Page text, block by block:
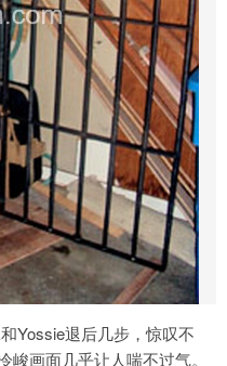
Yossie退后几步，惊叹不
画面几乎让人喘不过气。